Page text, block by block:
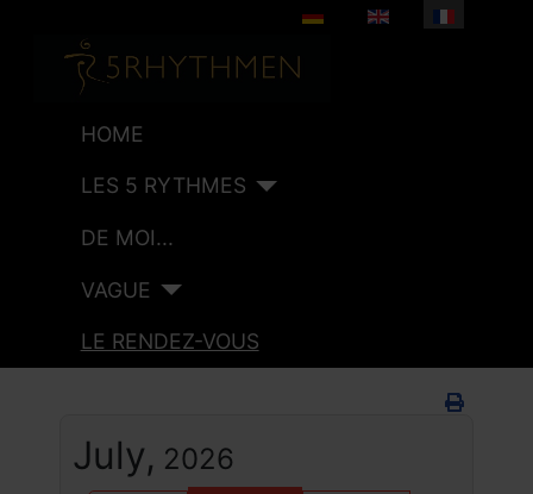
Sélectionnez votre langue
HOME
LES 5 RYTHMES
DE MOI...
VAGUE
LE RENDEZ-VOUS
July, 2026